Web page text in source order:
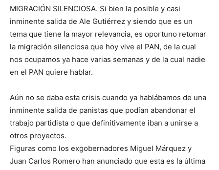
MIGRACIÓN SILENCIOSA. Si bien la posible y casi
inminente salida de Ale Gutiérrez y siendo que es un
tema que tiene la mayor relevancia, es oportuno retomar
la migración silenciosa que hoy vive el PAN, de la cual
nos ocupamos ya hace varias semanas y de la cual nadie
en el PAN quiere hablar.
Aún no se daba esta crisis cuando ya hablábamos de una
inminente salida de panistas que podían abandonar el
trabajo partidista o que definitivamente iban a unirse a
otros proyectos.
Figuras como los exgobernadores Miguel Márquez y
Juan Carlos Romero han anunciado que esta es la última